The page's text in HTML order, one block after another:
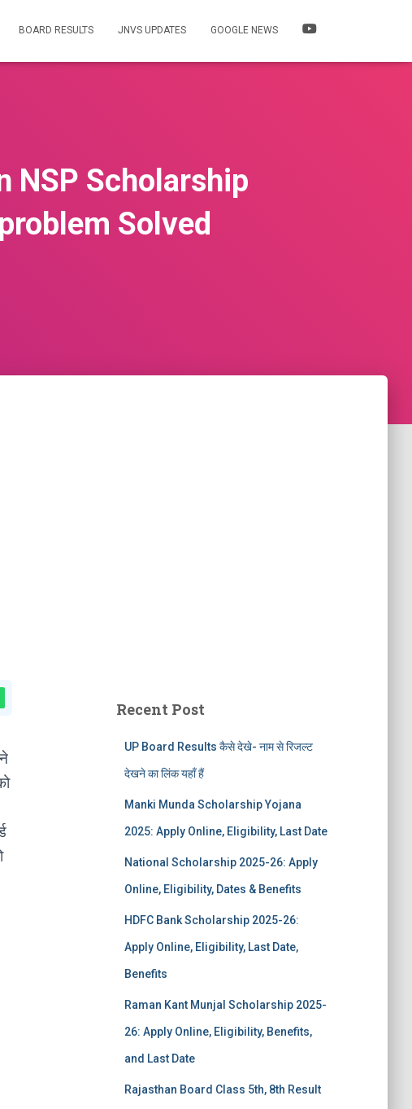
BOARD RESULTS JNVS UPDATES GOOGLE NEWS
NSP Scholarship
Solved
Recent Post
UP Board Results कैसे देखे- नाम से रिजल्ट
देखने का लिंक यहाँ हैं
Manki Munda Scholarship Yojana
2025: Apply Online, Eligibility, Last Date
National Scholarship 2025-26: Apply
Online, Eligibility, Dates & Benefits
HDFC Bank Scholarship 2025-26:
Apply Online, Eligibility, Last Date,
Benefits
Raman Kant Munjal Scholarship 2025-
26: Apply Online, Eligibility, Benefits,
and Last Date
Rajasthan Board Class 5th, 8th Result